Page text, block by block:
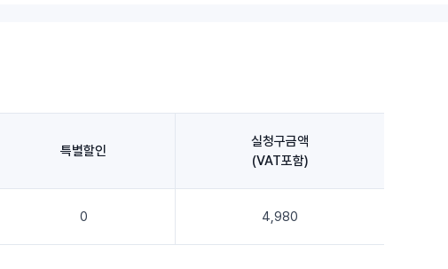
특별할인
실청구금액
(VAT포함)
0 4,980